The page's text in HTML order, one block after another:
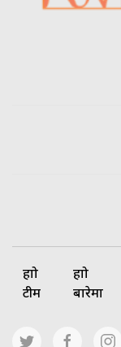
हाम्रो
टीम
हाम्रो
बारेमा